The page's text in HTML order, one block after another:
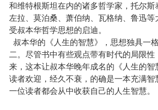
和维特根斯坦在内的诸多哲学家，托尔斯
左拉、莫泊桑、萧伯纳、瓦格纳、鲁迅等
受叔本华哲学思想的启迪。
叔本华的《人生的智慧》，思想独具一
二。尽管书中有些观点带有时代的局限性
来，这本让叔本华晚年成名的《人生的智
读者欢迎，经久不衰，的确是一本充满智
一位读者都会从中收获自己的人生智慧。